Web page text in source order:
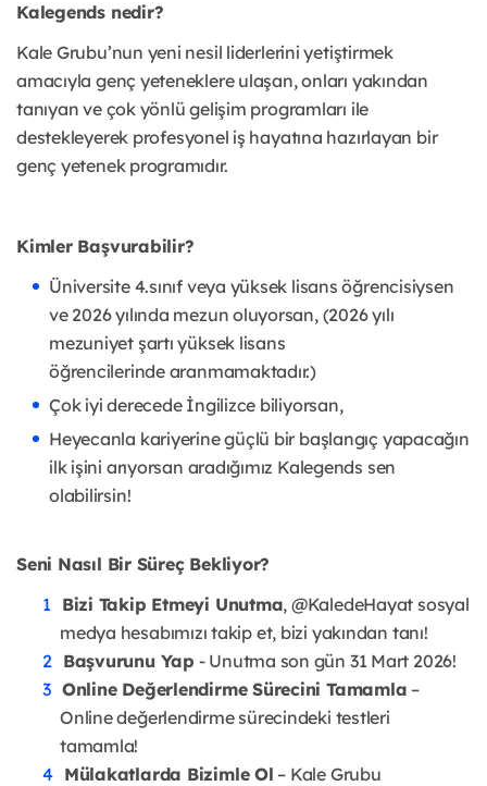
Kalegends nedir?
Kale Grubu’nun yeni nesil liderlerini yetiştirmek
amacıyla genç yeteneklere ulaşan,onları yakından
tanıyan ve çok yönlü gelişim programları ile
destekleyerek profesyonel iş hayatına hazırlayan bir
genç yetenek programıdır.
Kimler Başvurabilir?
Üniversite 4.sınıf veya yüksek lisans öğrencisiysen
ve 2026 yılında mezunoluyorsan, (2026 yılı
mezuniyet şartı yüksek lisans
öğrencilerinde aranmamaktadır.)
Çok iyi derecede İngilizce biliyorsan,
Heyecanla kariyerine güçlü bir başlangıç yapacağın
ilk işini arıyorsan aradığımız Kalegends sen
olabilirsin!
Seni Nasıl Bir Süreç Bekliyor?
Bizi Takip Etmeyi Unutma, @KaledeHayat sosyal
medya hesabımızı takip et, bizi yakından tanı!
Başvurunu Yap - Unutma son gün 31 Mart 2026!
Online Değerlendirme Sürecini Tamamla –
Online değerlendirme sürecindeki testleri
tamamla!
Mülakatlarda Bizimle Ol – Kale Grubu